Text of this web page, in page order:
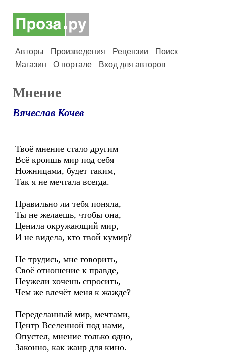
Авторы Произведения Рецензии
Поиск
Магазин
О портале Вход для авторов
Мнение
Вячеслав Кочев
Твоё мнение стало другим
Всё кроишь мир под себя
Ножницами, будет таким,
Так я не мечтала всегда.
Правильно ли тебя поняла,
Ты не желаешь, чтобы она,
Ценила окружающий мир,
И не видела, кто твой кумир?
Не трудись, мне говорить,
Своё отношение к правде,
Неужели хочешь спросить,
Чем же влечёт меня к жажде?
Переделанный мир, мечтами,
Центр Вселенной под нами,
Опустел, мнение только одно,
Законно, как жанр для кино.